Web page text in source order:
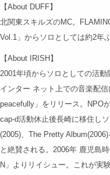
【About DUFF】
北関東スキルズのMC。
Vol.1」からソロとしては約2年
【About IRISH】
2001年頃からソロとしての活
インター ネット上での音楽配
peacefully」をリリース。NPO
cap-d活動休止後長崎に移住し
(2005)、The Pretty
と絶賛される。2006年 鹿児島
N」よりリイシュー。これが実